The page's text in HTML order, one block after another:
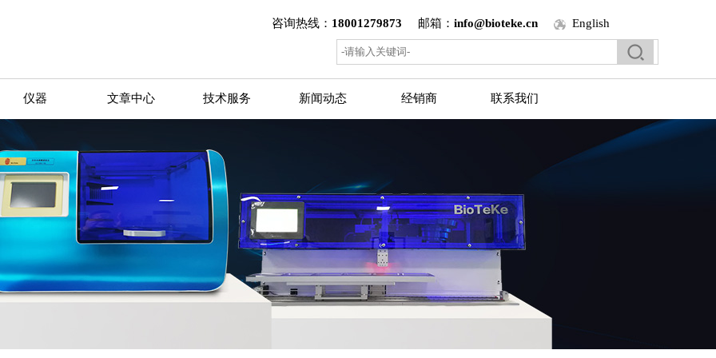
咨询热线： 18001279873 邮箱： info@bioteke.cn English
仪器 文章中心 技术服务 新闻动态 经销商 联系我们